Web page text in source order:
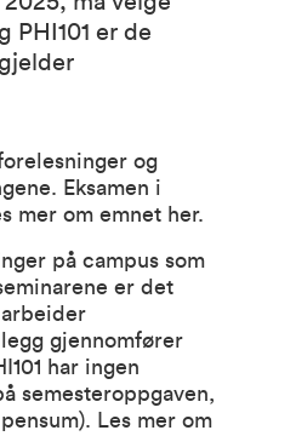
PHI101 er de
og
Eksamen i
mer om emnet her.
på campus som
er det
gjennomfører
har ingen
semesteroppgaven,
Les mer om